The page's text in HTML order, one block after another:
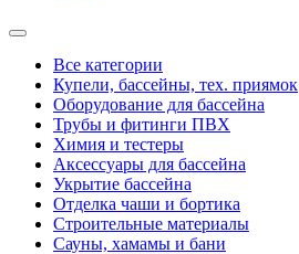
Все категории
Купели, бассейны, тех. приямок
Оборудование для бассейна
Трубы и фитинги ПВХ
Химия и тестеры
Аксессуары для бассейна
Укрытие бассейна
Отделка чаши и бортика
Строительные материалы
Сауны, хамамы и бани